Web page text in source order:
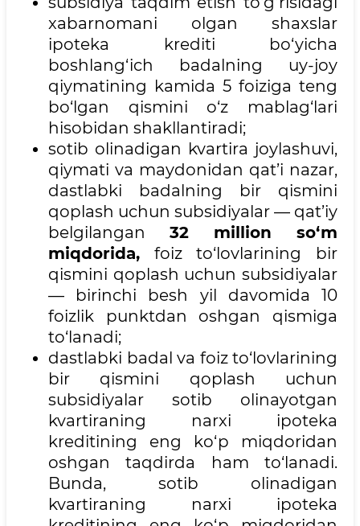
xabarnomani olgan shaxslar
ipoteka krediti bo‘yicha
boshlang‘ich badalning uy-joy
qiymatining kamida 5 foiziga teng
bo‘lgan qismini o‘z mablag‘lari
hisobidan shakllantiradi;
sotib olinadigan kvartira joylashuvi,
qiymati va maydonidan qat’i nazar,
dastlabki badalning bir qismini
qoplash uchun subsidiyalar — qat’iy
belgilangan 32 million so‘m
miqdorida, foiz to‘lovlarining bir
qismini qoplash uchun subsidiyalar
— birinchi besh yil davomida 10
foizlik punktdan oshgan qismiga
to‘lanadi;
dastlabki badal va foiz to‘lovlarining
bir qismini qoplash uchun
subsidiyalar sotib olinayotgan
kvartiraning narxi ipoteka
kreditining eng ko‘p miqdoridan
oshgan taqdirda ham to‘lanadi.
Bunda, sotib olinadigan
kvartiraning narxi ipoteka